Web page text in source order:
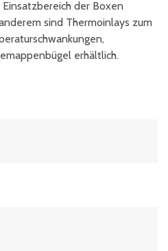
der Boxen
sind Thermoinlays zum
erhältlich.